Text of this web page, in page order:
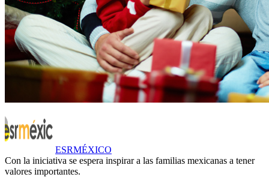
ESRMÉXICO
Con la iniciativa se espera inspirar a las familias mexicanas a tener
valores importantes.